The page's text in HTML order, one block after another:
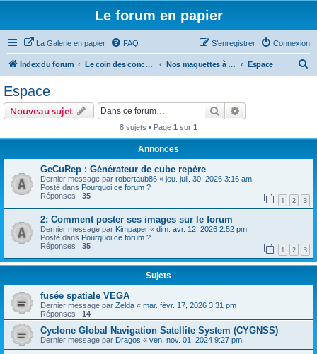
Le forum en papier
La Galerie en papier FAQ Connexion
S’enregistrer
Index du forum Le coin des concepteurs Nos maquettes à télécharger Espace
Espace
Nouveau sujet Rechercher
8 sujets • Page 1 sur 1
Annonces
GeCuRep : Générateur de cube repère
Dernier message par robertaub86 « jeu. juil. 30, 2026 3:16 am
Posté dans Pourquoi ce forum ?
Réponses : 35 1 2 3
2: Comment poster ses images sur le forum
Dernier message par Kimpaper « dim. avr. 12, 2026 2:52 pm
Posté dans Pourquoi ce forum ?
Réponses : 35 1 2 3
Sujets
fusée spatiale VEGA
Dernier message par Zelda « mar. févr. 17, 2026 3:31 pm
Réponses : 14
Cyclone Global Navigation Satellite System (CYGNSS)
Dernier message par Dragos « ven. nov. 01, 2024 9:27 pm